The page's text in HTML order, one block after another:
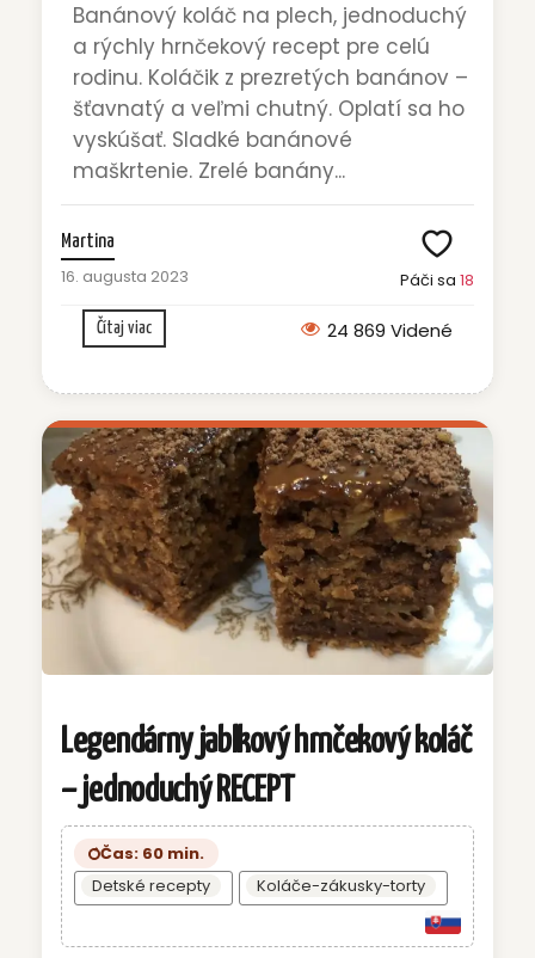
Banánový koláč na plech, jednoduchý
a rýchly hrnčekový recept pre celú
rodinu. Koláčik z prezretých banánov –
šťavnatý a veľmi chutný. Oplatí sa ho
vyskúšať. Sladké banánové
maškrtenie. Zrelé banány...
Martina
16. augusta 2023 Páči sa 18
Čítaj viac 24 869 Videné
Legendárny jablkový hrnčekový koláč
– jednoduchý RECEPT
Čas: 60 min.
Detské recepty
Koláče-zákusky-torty